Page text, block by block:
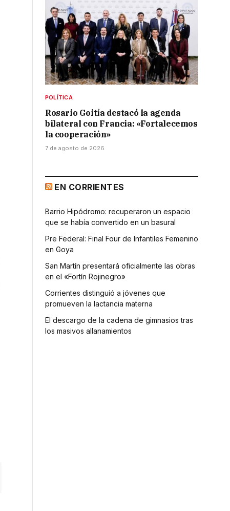
POLÍTICA
Rosario Goitía destacó la agenda
bilateral con Francia: «Fortalecemos
la cooperación»
7 de agosto de 2026
EN CORRIENTES
Barrio Hipódromo: recuperaron un espacio
que se había convertido en un basural
Pre Federal: Final Four de Infantiles Femenino
en Goya
San Martín presentará oficialmente las obras
en el «Fortín Rojinegro»
Corrientes distinguió a jóvenes que
promueven la lactancia materna
El descargo de la cadena de gimnasios tras
los masivos allanamientos